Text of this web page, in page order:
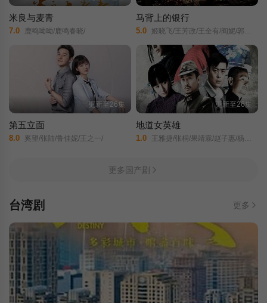
米良与麦青
7.0 鹿鸣呦呦/鹿鸣春晓/
马背上的银行
5.0 姬晓飞/王芳政/王全有/阎妮/郭烁杰/杜志国/郑卫莉/周舟/Zhou/Zhou/
更新至26集
第五立面
8.0 奚望/张陆/鲁佳妮/王之一/
更新至26集
地道女英雄
1.0 王雅捷/张桐/果靖霖/赵子惠/杨子骅/瑛子/
更多国产剧
台湾剧 更多